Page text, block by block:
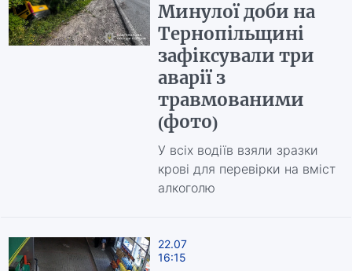
Минулої доби на
Тернопільщині
зафіксували три
аварії з
травмованими
(фото)
У всіх водіїв взяли зразки
крові для перевірки на вміст
алкоголю
22.07
16:15